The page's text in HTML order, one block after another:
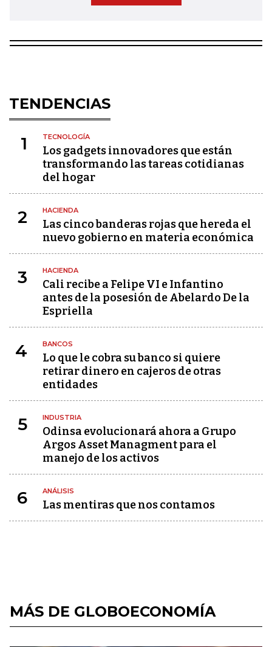
TENDENCIAS
1 TECNOLOGÍA
Los gadgets innovadores que están
transformando las tareas cotidianas
del hogar
2 HACIENDA
Las cinco banderas rojas que hereda el
nuevo gobierno en materia económica
3 HACIENDA
Cali recibe a Felipe VI e Infantino
antes de la posesión de Abelardo De la
Espriella
4 BANCOS
Lo que le cobra su banco si quiere
retirar dinero en cajeros de otras
entidades
5 INDUSTRIA
Odinsa evolucionará ahora a Grupo
Argos Asset Managment para el
manejo de los activos
6 ANÁLISIS
Las mentiras que nos contamos
MÁS DE GLOBOECONOMÍA